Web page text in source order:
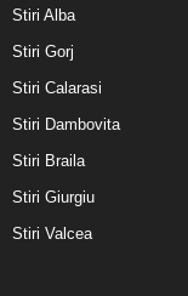
Stiri Alba
Stiri Gorj
Stiri Calarasi
Stiri Dambovita
Stiri Braila
Stiri Giurgiu
Stiri Valcea